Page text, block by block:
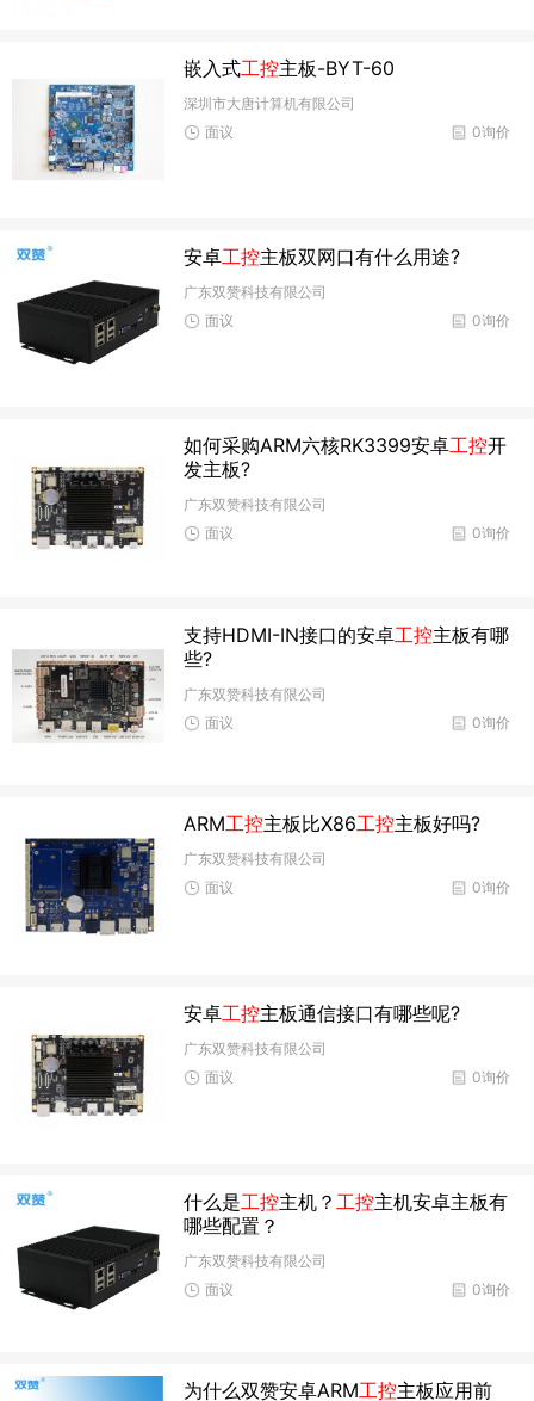
嵌入式工控主板-BYT-60
深圳市大唐计算机有限公司
0询价
面议
安卓工控主板双网口有什么用途?
广东双赞科技有限公司
0询价
面议
如何采购ARM六核RK3399安卓工控开
发主板?
广东双赞科技有限公司
0询价
面议
支持HDMI-IN接口的安卓工控主板有哪
些?
广东双赞科技有限公司
0询价
面议
ARM工控主板比X86工控主板好吗?
广东双赞科技有限公司
0询价
面议
安卓工控主板通信接口有哪些呢?
广东双赞科技有限公司
0询价
面议
什么是工控主机？工控主机安卓主板有
哪些配置？
广东双赞科技有限公司
0询价
面议
为什么双赞安卓ARM工控主板应用前